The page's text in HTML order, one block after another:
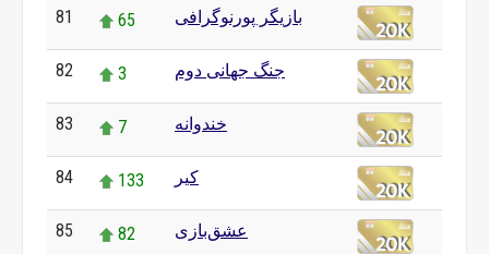
81 65 بازیگر پورنوگرافی
82 3 جنگ جهانی دوم
83 7 خندوانه
84 133 کیر
85 82 عشق‌بازی